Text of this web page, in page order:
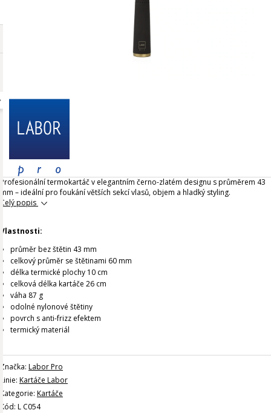
Profesionální termokartáč v elegantním černo-zlatém designu s průměrem 43
mm – ideální pro foukání větších sekcí vlasů, objem a hladký styling.
Celý popis
Vlastnosti:
průměr bez štětin 43 mm
celkový průměr se štětinami 60 mm
délka termické plochy 10 cm
celková délka kartáče 26 cm
váha 87 g
odolné nylonové štětiny
povrch s anti-frizz efektem
termický materiál
Značka: Labor Pro
Linie: Kartáče Labor
Kategorie: Kartáče
Kód: L C054